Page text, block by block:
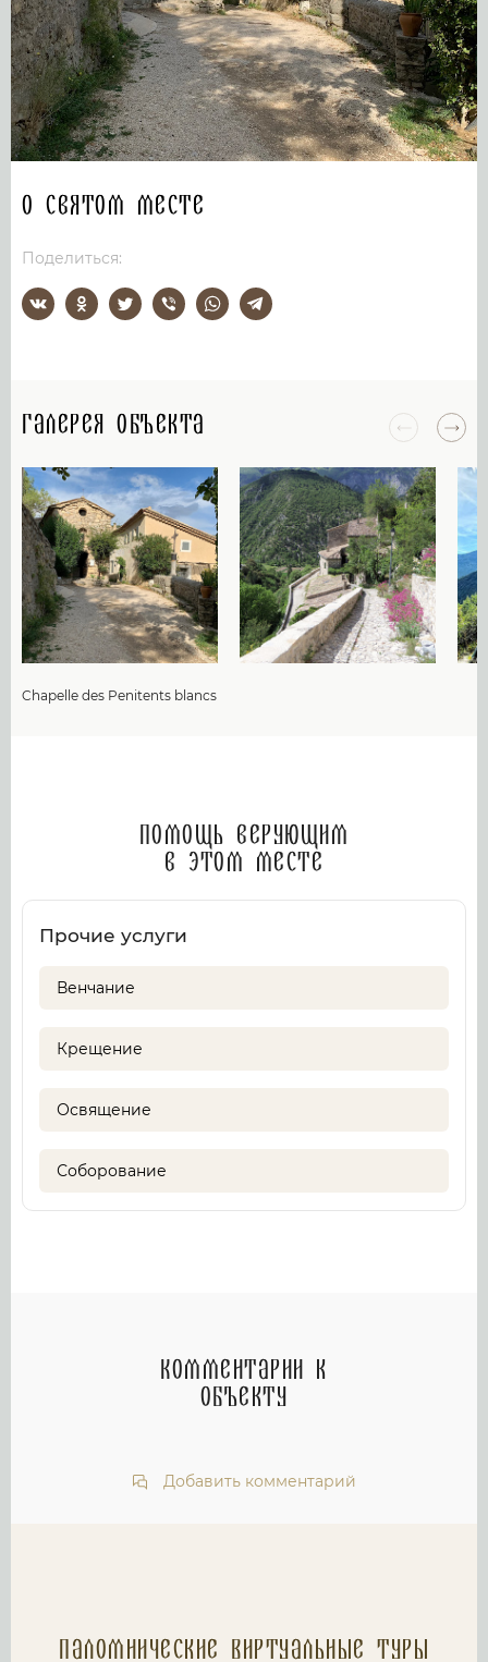
О святом месте
Поделиться:
Галерея объекта
Chapelle des Penitents blancs
Помощь верующим
в этом месте
Прочие услуги
Венчание
Крещение
Освящение
Соборование
Комментарии к
объекту
Добавить комментарий
Паломнические Виртуальные туры